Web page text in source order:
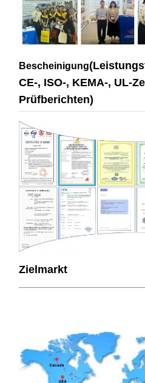
Bescheinigung
CE-, ISO-, KEMA-, UL-
Prüfberichten)
Zielmarkt